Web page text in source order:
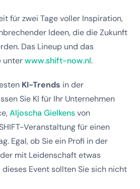
für zwei Tage voller Inspiration,
Ideen, die die Zukunft
Das Lineup und das
unterwww.shift-now.nl.
KI-Trends in der
Sie KI für Ihr Unternehmen
Aljoscha Gielkensvon
Veranstaltung für einen
Egal, ob Sie ein Profi in der
mit Leidenschaft etwas
Event sollten Sie sich nicht